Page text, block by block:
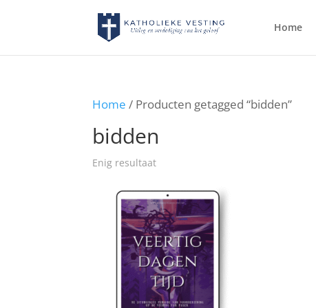
Home
Home / Producten getagged “bidden”
bidden
Enig resultaat